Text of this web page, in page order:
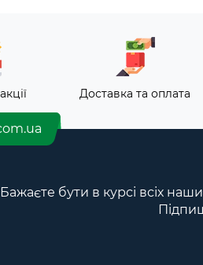
Доставка та оплата
Бажаєте бути в курсі всіх